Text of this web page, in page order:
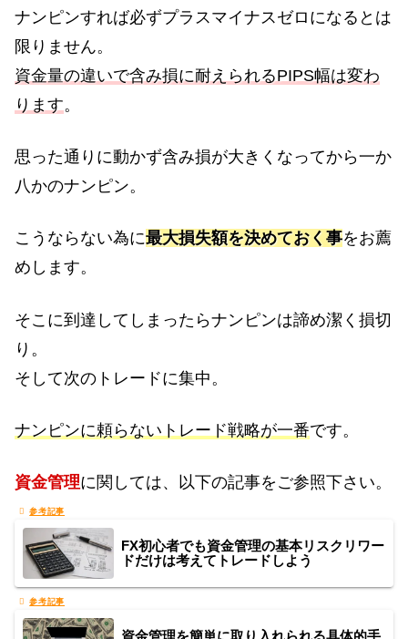
ナンピンすれば必ずプラスマイナスゼロになるとは
限りません。
資金量の違いで含み損に耐えられるPIPS幅は変わ
ります。
思った通りに動かず含み損が大きくなってから一か
八かのナンピン。
こうならない為に最大損失額を決めておく事をお薦
めします。
そこに到達してしまったらナンピンは諦め潔く損切
り。
そして次のトレードに集中。
ナンピンに頼らないトレード戦略が一番です。
資金管理に関しては、以下の記事をご参照下さい。
FX初心者でも資金管理の基本リスクリワー
ドだけは考えてトレードしよう